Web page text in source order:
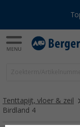
Tenttapijt, vloer & zeil
Birdland 4